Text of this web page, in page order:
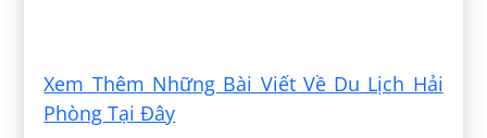
Xem Thêm Những Bài Viết Về Du Lịch Hải
Phòng Tại Đây